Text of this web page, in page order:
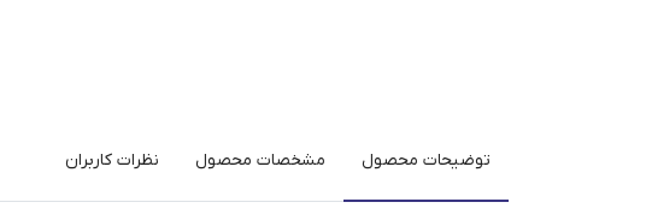
توضیحات محصول مشخصات محصول نظرات کاربران